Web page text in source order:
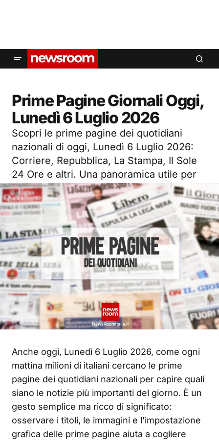
Prime Pagine Giornali Oggi,
Lunedì 6 Luglio 2026
Scopri le prime pagine dei quotidiani
nazionali di oggi, Lunedì 6 Luglio 2026:
Corriere, Repubblica, La Stampa, Il Sole
24 Ore e altri. Una panoramica utile per
restare sempre aggiornati.
Anche oggi, Lunedì 6 Luglio 2026, come ogni
mattina milioni di italiani cercano le prime
pagine dei quotidiani nazionali per capire quali
siano le notizie più importanti del giorno. È un
gesto semplice ma ricco di significato:
osservare i titoli, le immagini e l’impostazione
grafica delle prime pagine aiuta a cogliere